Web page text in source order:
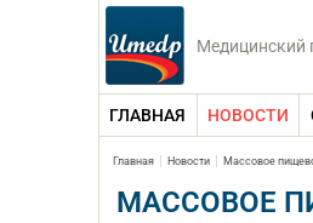
Медицинский
ГЛАВНАЯ НОВОСТИ
Главная Новости Массовое
МАССОВОЕ